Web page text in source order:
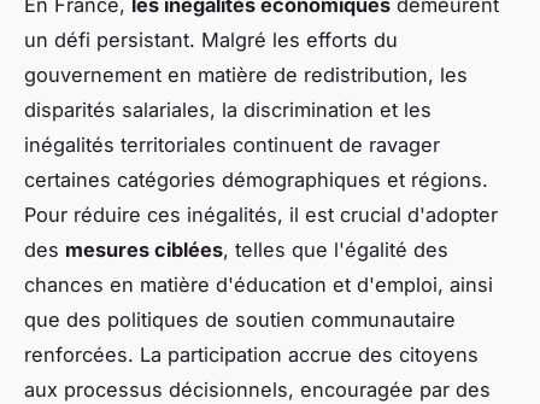
En France, les inégalités économiques demeurent
un défi persistant. Malgré les efforts du
gouvernement en matière de redistribution, les
disparités salariales, la discrimination et les
inégalités territoriales continuent de ravager
certaines catégories démographiques et régions.
Pour réduire ces inégalités, il est crucial d'adopter
des mesures ciblées, telles que l'égalité des
chances en matière d'éducation et d'emploi, ainsi
que des politiques de soutien communautaire
renforcées. La participation accrue des citoyens
aux processus décisionnels, encouragée par des